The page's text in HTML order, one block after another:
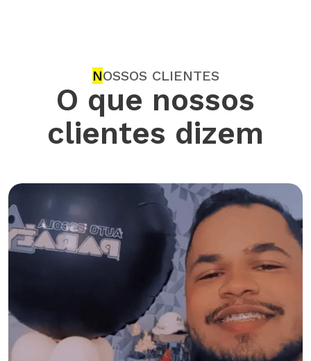
NOSSOS CLIENTES
O que nossos
clientes dizem